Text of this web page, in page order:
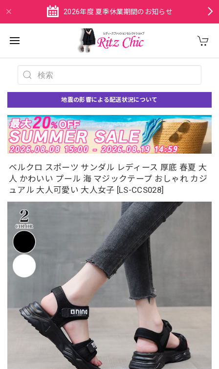
2026年度 夏季休業期間のお知らせ
地震の影響による配送状況について
ベルクロ スポーツ サンダル レディース 厚底 春夏 大
人 かわいい プール 海 マジックテープ おしゃれ カジ
ュアル 大人可愛い 大人女子 [LS-CCS028]